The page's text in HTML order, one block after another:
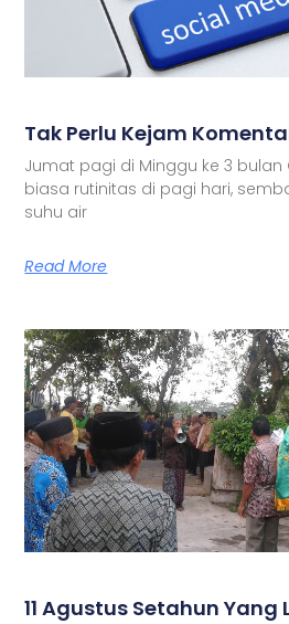
Tak Perlu Kejam
Jumat pagi di Minggu ke 3 bulan
biasa rutinitas di pagi hari,
suhu air
Read More
11 Agustus Setahun Yang